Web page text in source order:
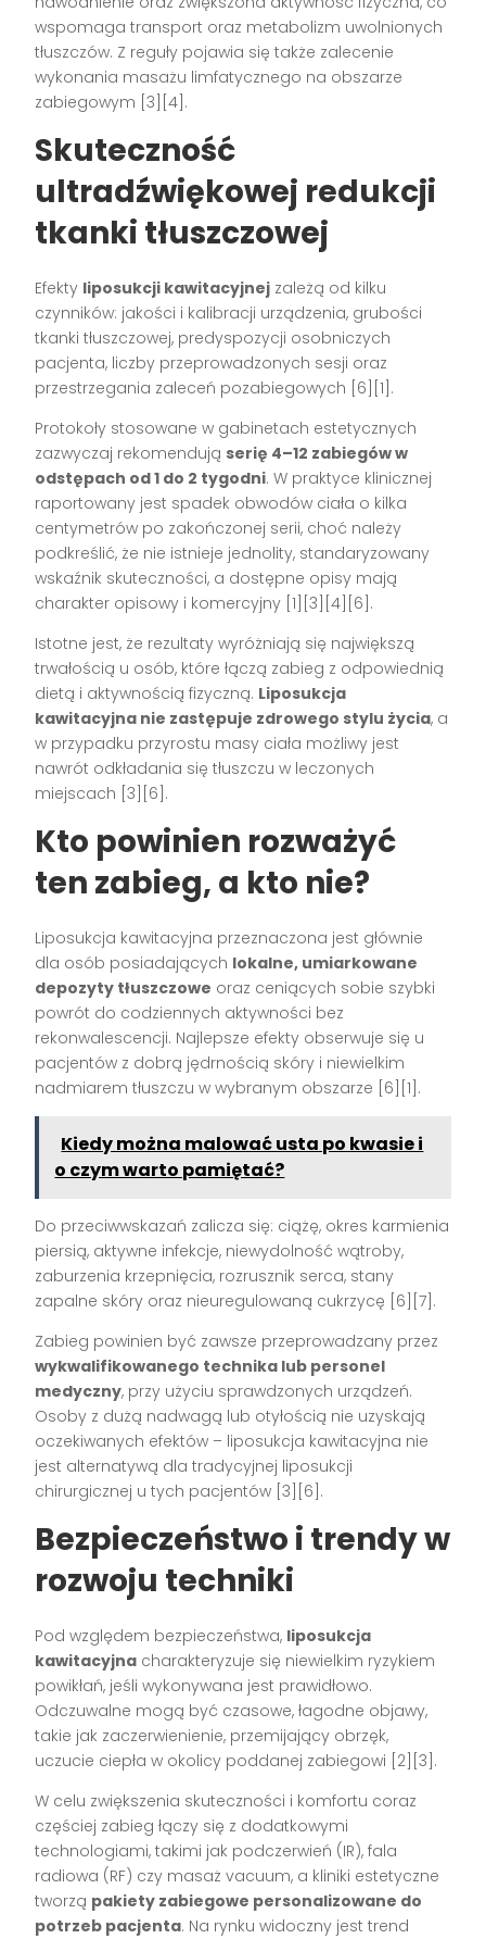
wspomaga transport oraz metabolizm uwolnionych
tłuszczów. Z reguły pojawia się także zalecenie
wykonania masażu limfatycznego na obszarze
zabiegowym [3][4] .
Skuteczność
ultradźwiękowej redukcji
tkanki tłuszczowej
Efekty liposukcji kawitacyjnej zależą od kilku
czynników: jakości i kalibracji urządzenia, grubości
tkanki tłuszczowej, predyspozycji osobniczych
pacjenta, liczby przeprowadzonych sesji oraz
przestrzegania zaleceń pozabiegowych [6][1] .
Protokoły stosowane w gabinetach estetycznych
zazwyczaj rekomendują serię 4–12 zabiegów w
odstępach od 1 do 2 tygodni. W praktyce klinicznej
raportowany jest spadek obwodów ciała o kilka
centymetrów po zakończonej serii, choć należy
podkreślić, że nie istnieje jednolity, standaryzowany
wskaźnik skuteczności, a dostępne opisy mają
charakter opisowy i komercyjny [1][3][4][6] .
Istotne jest, że rezultaty wyróżniają się największą
trwałością u osób, które łączą zabieg z odpowiednią
dietą i aktywnością fizyczną. Liposukcja
kawitacyjna nie zastępuje zdrowego stylu życia, a
w przypadku przyrostu masy ciała możliwy jest
nawrót odkładania się tłuszczu w leczonych
miejscach [3][6] .
Kto powinien rozważyć
ten zabieg, a kto nie?
Liposukcja kawitacyjna przeznaczona jest głównie
dla osób posiadających lokalne, umiarkowane
depozyty tłuszczowe oraz ceniących sobie szybki
powrót do codziennych aktywności bez
rekonwalescencji. Najlepsze efekty obserwuje się u
pacjentów z dobrą jędrnością skóry i niewielkim
nadmiarem tłuszczu w wybranym obszarze [6][1] .
Kiedy można malować usta po kwasie i
o czym warto pamiętać?
Do przeciwwskazań zalicza się: ciążę, okres karmienia
piersią, aktywne infekcje, niewydolność wątroby,
zaburzenia krzepnięcia, rozrusznik serca, stany
zapalne skóry oraz nieuregulowaną cukrzycę [6][7] .
Zabieg powinien być zawsze przeprowadzany przez
wykwalifikowanego technika lub personel
medyczny, przy użyciu sprawdzonych urządzeń.
Osoby z dużą nadwagą lub otyłością nie uzyskają
oczekiwanych efektów – liposukcja kawitacyjna nie
jest alternatywą dla tradycyjnej liposukcji
chirurgicznej u tych pacjentów [3][6] .
Bezpieczeństwo i trendy w
rozwoju techniki
Pod względem bezpieczeństwa, liposukcja
kawitacyjna charakteryzuje się niewielkim ryzykiem
powikłań, jeśli wykonywana jest prawidłowo.
Odczuwalne mogą być czasowe, łagodne objawy,
takie jak zaczerwienienie, przemijający obrzęk,
uczucie ciepła w okolicy poddanej zabiegowi [2][3] .
W celu zwiększenia skuteczności i komfortu coraz
częściej zabieg łączy się z dodatkowymi
technologiami, takimi jak podczerwień (IR), fala
radiowa (RF) czy masaż vacuum, a kliniki estetyczne
tworzą pakiety zabiegowe personalizowane do
potrzeb pacjenta. Na rynku widoczny jest trend